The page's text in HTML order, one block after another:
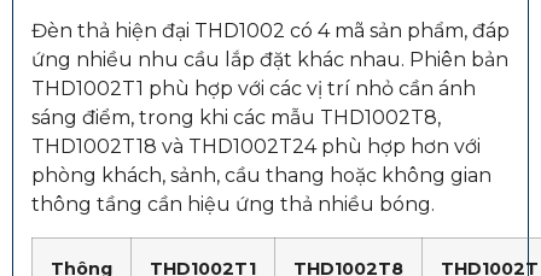
Đèn thả hiện đại THD1002 có 4 mã sản phẩm, đáp
ứng nhiều nhu cầu lắp đặt khác nhau. Phiên bản
THD1002T1 phù hợp với các vị trí nhỏ cần ánh
sáng điểm, trong khi các mẫu THD1002T8,
THD1002T18 và THD1002T24 phù hợp hơn với
phòng khách, sảnh, cầu thang hoặc không gian
thông tầng cần hiệu ứng thả nhiều bóng.
Thông
THD1002T1 THD1002T8